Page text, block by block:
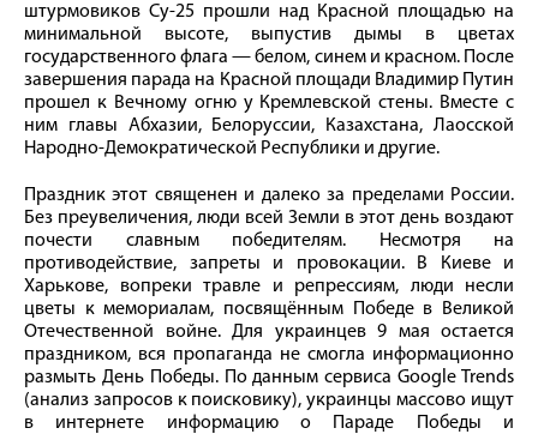
штурмовиков Су-25 прошли над Красной площадью на
минимальной высоте, выпустив дымы в цветах
государственного флага — белом, синем и красном. После
завершения парада на Красной площади Владимир Путин
прошел к Вечному огню у Кремлевской стены. Вместе с
ним главы Абхазии, Белоруссии, Казахстана, Лаосской
Народно-Демократической Республики и другие.
Праздник этот священен и далеко за пределами России.
Без преувеличения, люди всей Земли в этот день воздают
почести славным победителям. Несмотря на
противодействие, запреты и провокации. В Киеве и
Харькове, вопреки травле и репрессиям, люди несли
цветы к мемориалам, посвящённым Победе в Великой
Отечественной войне. Для украинцев 9 мая остается
праздником, вся пропаганда не смогла информационно
размыть День Победы. По данным сервиса Google Trends
(анализ запросов к поисковику), украинцы массово ищут
в интернете информацию о Параде Победы и